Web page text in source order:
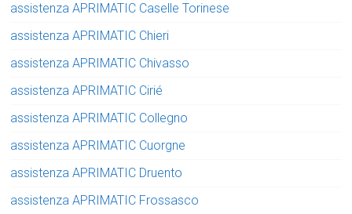
assistenza APRIMATIC Caselle Torinese
assistenza APRIMATIC Chieri
assistenza APRIMATIC Chivasso
assistenza APRIMATIC Cirié
assistenza APRIMATIC Collegno
assistenza APRIMATIC Cuorgne
assistenza APRIMATIC Druento
assistenza APRIMATIC Frossasco